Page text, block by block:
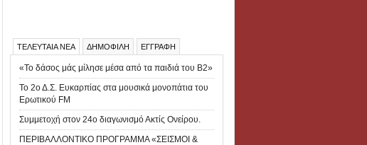
ΤΕΛΕΥΤΑΙΑ ΝΕΑ ΔΗΜΟΦΙΛΗ ΕΓΓΡΑΦΗ
«Το δάσος μάς μίλησε μέσα από τα παιδιά του Β2»
Το 2ο Δ.Σ. Ευκαρπίας στα μουσικά μονοπάτια του
Ερωτικού FM
Συμμετοχή στον 24ο διαγωνισμό Ακτίς Ονείρου.
ΠΕΡΙΒΑΛΛΟΝΤΙΚΟ ΠΡΟΓΡΑΜΜΑ «ΣΕΙΣΜΟΙ &